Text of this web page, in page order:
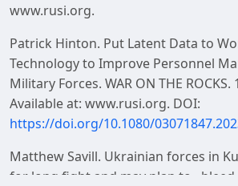
www.rusi.org.
Patrick Hinton. Put Latent Data to
Technology to Improve Personnel
Military Forces. WAR ON THE ROCKS.
Available at: www.rusi.org. DOI:
https://doi.org/10.1080/
Matthew Savill. Ukrainian forces in
for long fight and may plan to